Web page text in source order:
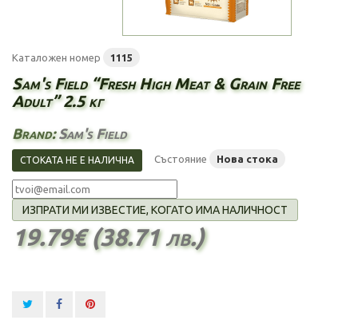
Каталожен номер 1115
Sam's Field “Fresh High Meat & Grain Free
Adult” 2.5 кг
Brand:Sam's Field
СТОКАТА НЕ Е НАЛИЧНА Състояние Нова стока
ИЗПРАТИ МИ ИЗВЕСТИЕ, КОГАТО ИМА НАЛИЧНОСТ
19.79€ (38.71 лв.)